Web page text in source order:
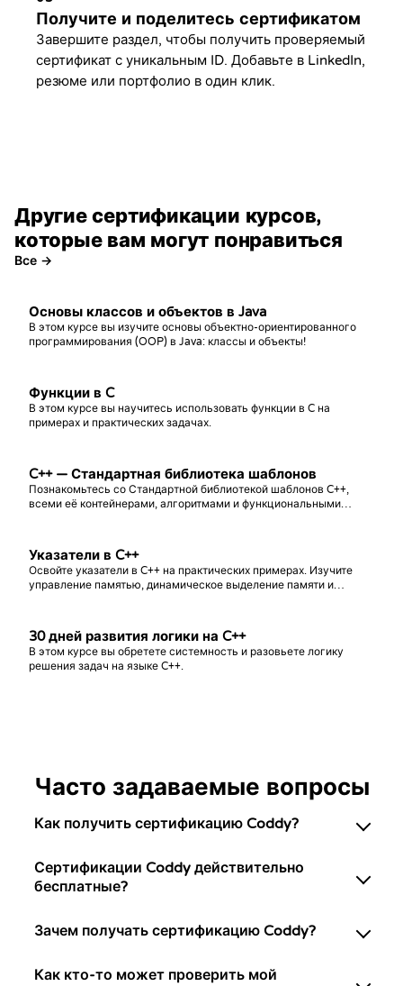
Получите и поделитесь сертификатом
Завершите раздел, чтобы получить проверяемый
сертификат с уникальным ID. Добавьте в LinkedIn,
резюме или портфолио в один клик.
Другие сертификации курсов,
которые вам могут понравиться
Все →
Основы классов и объектов в Java
В этом курсе вы изучите основы объектно-ориентированного
программирования (OOP) в Java: классы и объекты!
Функции в C
В этом курсе вы научитесь использовать функции в C на
примерах и практических задачах.
C++ — Стандартная библиотека шаблонов
Познакомьтесь со Стандартной библиотекой шаблонов C++,
всеми её контейнерами, алгоритмами и функциональными
Указатели в C++
Освойте указатели в C++ на практических примерах. Изучите
управление памятью, динамическое выделение памяти и
30 дней развития логики на C++
В этом курсе вы обретете системность и разовьете логику
решения задач на языке C++.
Часто задаваемые вопросы
Как получить сертификацию Coddy?
Сертификации Coddy действительно
бесплатные?
Зачем получать сертификацию Coddy?
Как кто-то может проверить мой